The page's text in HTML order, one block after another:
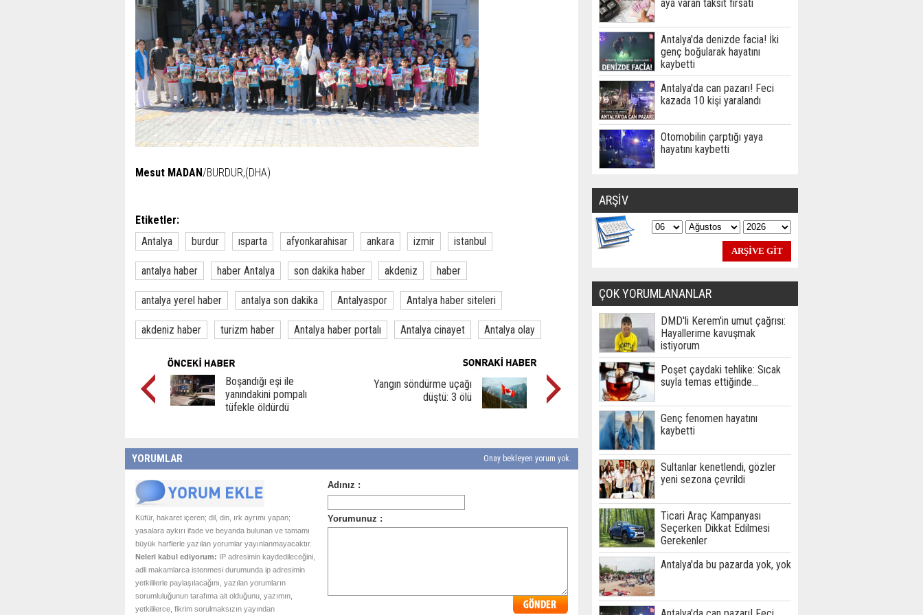
Mesut MADAN/BURDUR,(DHA)
Etiketler:
Antalya
burdur ısparta afyonkarahisar ankara izmir istanbul
antalya haber haber Antalya son dakika haber akdeniz haber
antalya yerel haber antalya son dakika Antalyaspor Antalya haber siteleri
akdeniz haber turizm haber Antalya haber portalı Antalya cinayet Antalya olay
Boşandığı eşi ile
yanındakini pompalı
tüfekle öldürdü
Yangın söndürme uçağı
düştü: 3 ölü
YORUMLAR Onay bekleyen yorum yok.
Küfür, hakaret içeren; dil, din, ırk ayrımı yapan;
yasalara aykırı ifade ve beyanda bulunan ve tamamı
büyük harflerle yazılan yorumlar yayınlanmayacaktır.
Neleri kabul ediyorum: IP adresimin kaydedileceğini,
adli makamlarca istenmesi durumunda ip adresimin
yetkililerle paylaşılacağını, yazılan yorumların
sorumluluğunun tarafıma ait olduğunu, yazımın,
yetkililerce, fikrim sorulmaksızın yayından
aya varan taksit fırsatı
Antalya'da denizde facia! İki
genç boğularak hayatını
kaybetti
Antalya'da can pazarı! Feci
kazada 10 kişi yaralandı
Otomobilin çarptığı yaya
hayatını kaybetti
ARŞİV
ÇOK YORUMLANANLAR
DMD'li Kerem'in umut çağrısı:
Hayallerime kavuşmak
istiyorum
Poşet çaydaki tehlike: Sıcak
suyla temas ettiğinde...
Genç fenomen hayatını
kaybetti
Sultanlar kenetlendi, gözler
yeni sezona çevrildi
Ticari Araç Kampanyası
Seçerken Dikkat Edilmesi
Gerekenler
Antalya'da bu pazarda yok, yok